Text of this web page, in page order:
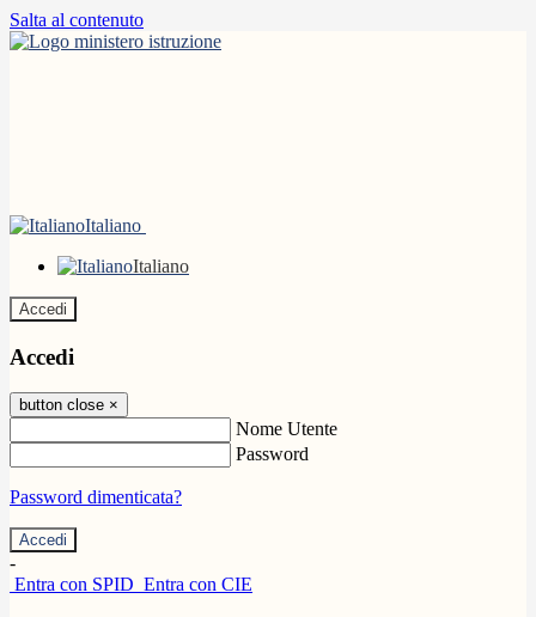
Salta al contenuto
Italiano
Italiano
Accedi
Accedi
button close ×
Nome Utente
Password
Password dimenticata?
-
Entra con SPID Entra con CIE